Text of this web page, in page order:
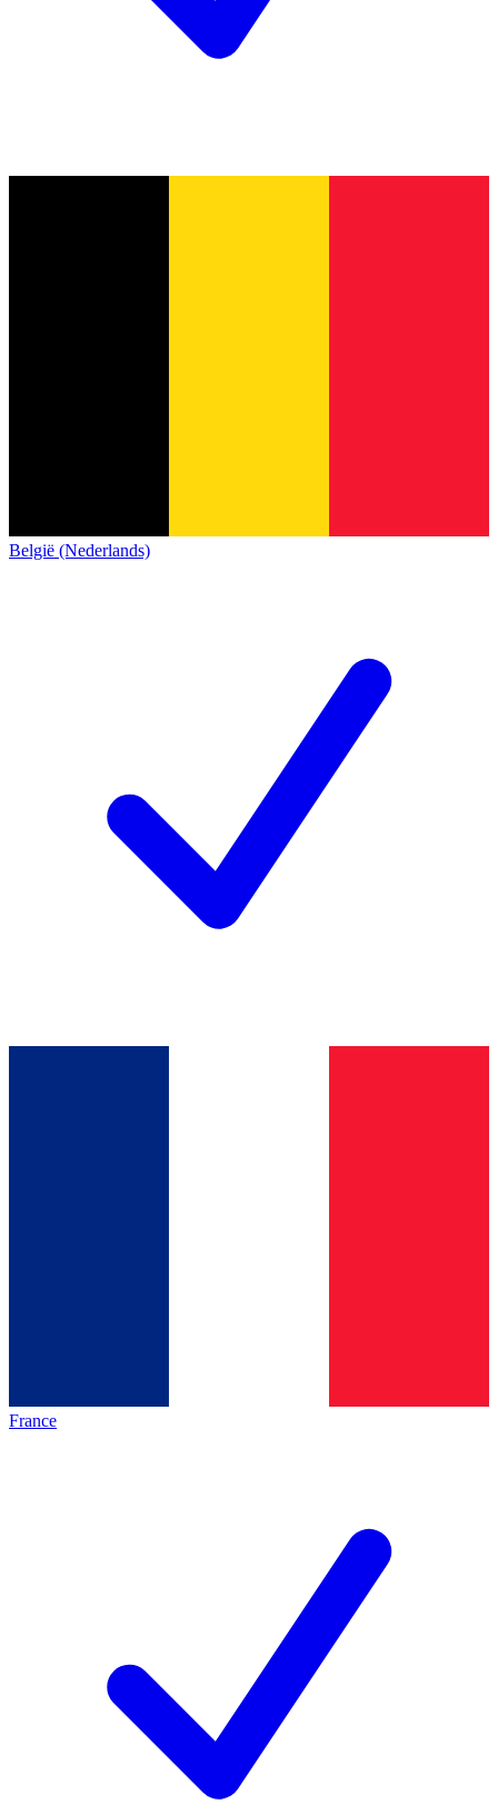
België (Nederlands)
France